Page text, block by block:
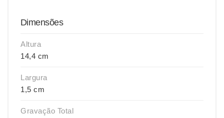
Dimensões
Altura
14,4 cm
Largura
1,5 cm
Gravação Total